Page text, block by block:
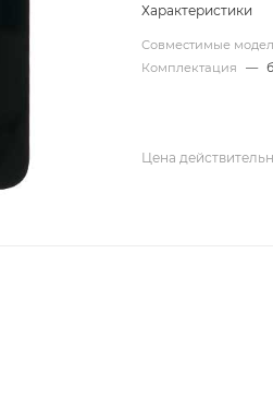
Характеристики
Совместимые
Комплектация
—
Цена